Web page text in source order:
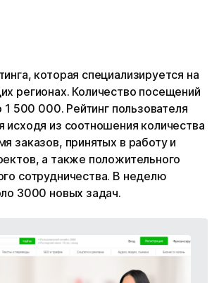
которая специализируется на
регионах. Количество посещений
1 500 000. Рейтинг пользователя
исходя из соотношения количества
заказов, принятых в работу и
а также положительного
сотрудничества. В неделю
3000 новых задач.